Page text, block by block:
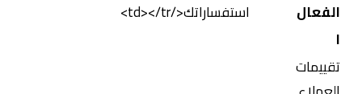
الفعال
استفساراتك</td></tr>
ا
تقييمات